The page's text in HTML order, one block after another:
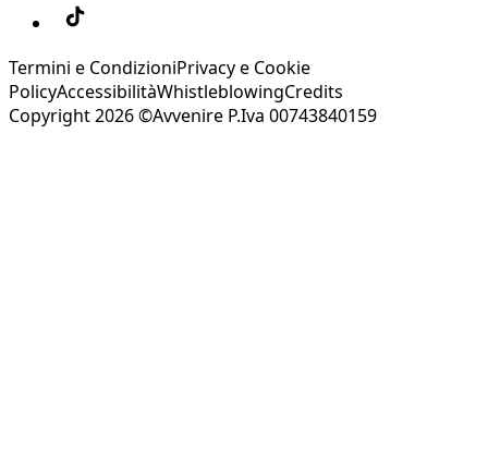
Termini e CondizioniPrivacy e Cookie
PolicyAccessibilitàWhistleblowingCredits
Copyright 2026 ©Avvenire P.Iva 00743840159